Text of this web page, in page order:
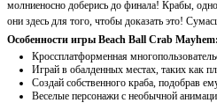
молниеносно доберись до финала! Крабы,
они здесь для того, чтобы доказать это!
Особенности игры Beach Ball Crab Mayhem:
Кроссплатформенная
Играй в обалденных местах, таких как
Создай собственного краба, подобрав
Веселые персонажи с необычной